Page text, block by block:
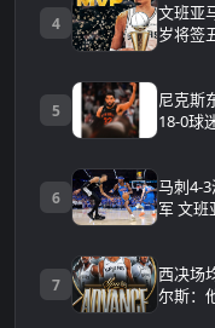
4
文班亚
岁将签
5
尼克斯
18-0球
6
马刺4-
军 文班
7
西决场
尔斯：